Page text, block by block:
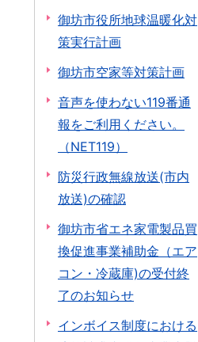
御坊市役所地球温暖化対
策実行計画
御坊市空家等対策計画
音声を使わない119番通
報をご利用ください。
（NET119）
防災行政無線放送(市内
放送)の確認
御坊市省エネ家電製品買
換促進事業補助金（エア
コン・冷蔵庫)の受付終
了のお知らせ
インボイス制度における